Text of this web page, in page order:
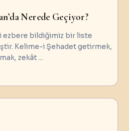
Nerede Geçiyor?
ezbere bildiğimiz bir liste
Kelime-i Şehadet getirmek,
zekât...